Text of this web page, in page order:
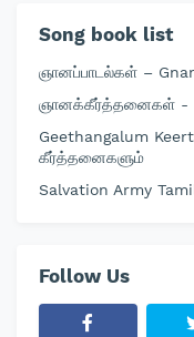
Song book list
ஞானப்பாடல்கள் –
ஞானக்கீர்த்தனைகள் -
Geethangalum
கீர்த்தனைகளும்
Salvation Army
Follow Us